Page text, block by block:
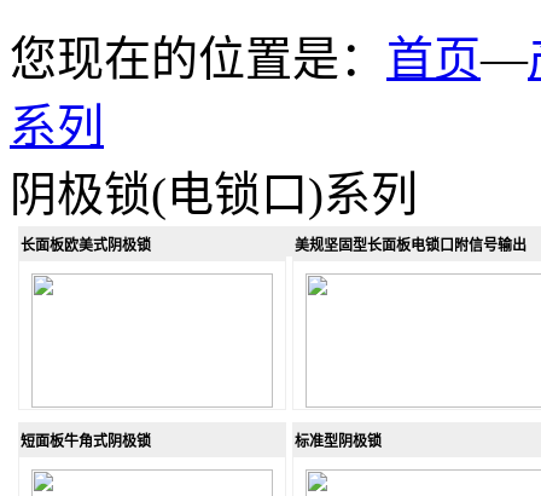
您现在的位置是： 首页—
系列
阴极锁(电锁口)系列
长面板欧美式阴极锁 美规坚固型长面板电锁口附信号输出
短面板牛角式阴极锁 标准型阴极锁